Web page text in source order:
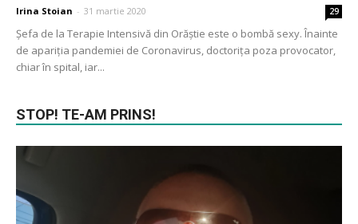
Irina Stoian - 31 martie 2020 29
Șefa de la Terapie Intensivă din Orăștie este o bombă sexy. Înainte
de apariția pandemiei de Coronavirus, doctorița poza provocator,
chiar în spital, iar...
STOP! TE-AM PRINS!